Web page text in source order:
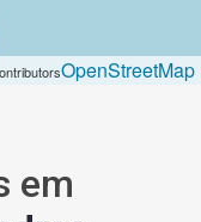
OpenStreetMap
em